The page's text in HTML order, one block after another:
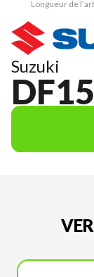
Longueur de
Suzuki